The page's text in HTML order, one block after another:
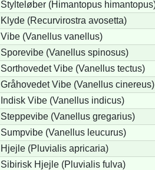
Stylteløber (Himantopus
Klyde (Recurvirostra avosetta)
Vibe (Vanellus vanellus)
Sporevibe (Vanellus spinosus)
Sorthovedet Vibe (Vanellus tectus)
Gråhovedet Vibe (Vanellus cinereus)
Indisk Vibe (Vanellus indicus)
Steppevibe (Vanellus gregarius)
Sumpvibe (Vanellus leucurus)
Hjejle (Pluvialis apricaria)
Sibirisk Hjejle (Pluvialis fulva)